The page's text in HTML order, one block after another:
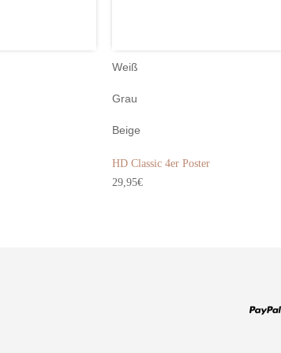
Weiß
Grau
Beige
HD Classic 4er Poster
29,95€